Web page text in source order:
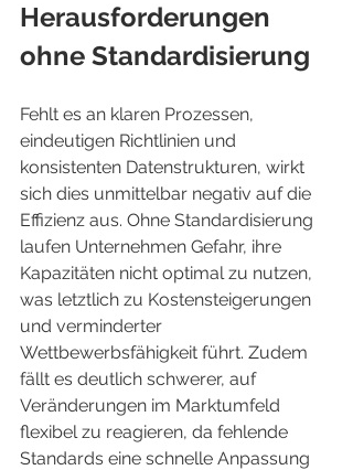
Herausforderungen
ohne Standardisierung
Fehlt es an klaren Prozessen,
eindeutigen Richtlinien und
konsistenten Datenstrukturen, wirkt
sich dies unmittelbar negativ auf die
Effizienz aus. Ohne Standardisierung
laufen Unternehmen Gefahr, ihre
Kapazitäten nicht optimal zu nutzen,
was letztlich zu Kostensteigerungen
und verminderter
Wettbewerbsfähigkeit führt. Zudem
fällt es deutlich schwerer, auf
Veränderungen im Marktumfeld
flexibel zu reagieren, da fehlende
Standards eine schnelle Anpassung